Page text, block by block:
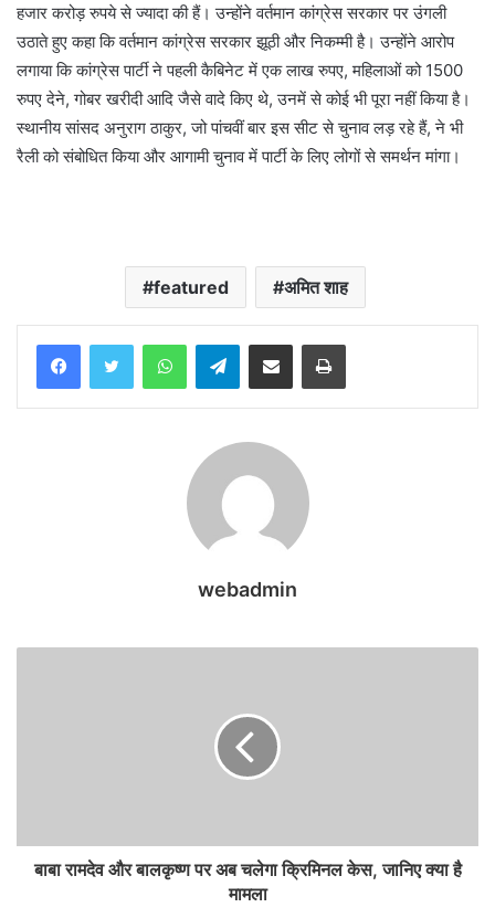
हजार करोड़ रुपये से ज्यादा की हैं। उन्होंने वर्तमान कांग्रेस सरकार पर उंगली
उठाते हुए कहा कि वर्तमान कांग्रेस सरकार झूठी और निकम्मी है। उन्होंने आरोप
लगाया कि कांग्रेस पार्टी ने पहली कैबिनेट में एक लाख रुपए, महिलाओं को 1500
रुपए देने, गोबर खरीदी आदि जैसे वादे किए थे, उनमें से कोई भी पूरा नहीं किया है।
स्थानीय सांसद अनुराग ठाकुर, जो पांचवीं बार इस सीट से चुनाव लड़ रहे हैं, ने भी
रैली को संबोधित किया और आगामी चुनाव में पार्टी के लिए लोगों से समर्थन मांगा।
featured अमित शाह
WhatsAppTelegramShare via Email Print
webadmin
बाबा रामदेव और बालकृष्ण पर अब चलेगा क्रिमिनल केस, जानिए क्या है
मामला